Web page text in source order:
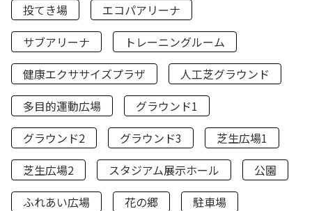
投てき場
エコパアリーナ
サブアリーナ
トレーニングルーム
健康エクササイズプラザ
人工芝グラウンド
多目的運動広場
グラウンド1
グラウンド2
グラウンド3
芝生広場1
芝生広場2
スタジアム展示ホール
公園
ふれあい広場
花の郷
駐車場